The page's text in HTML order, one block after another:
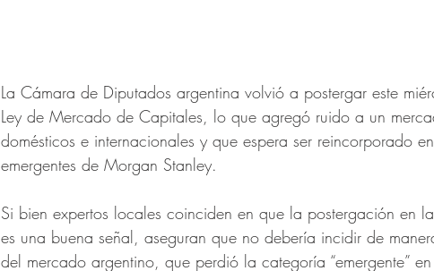
La Cámara de Diputados argentina volvió a postergar este
Ley de Mercado de Capitales, lo que agregó ruido a un
domésticos e internacionales y que espera ser reincorporado
emergentes de Morgan Stanley.
Si bien expertos locales coinciden en que la postergación en
es una buena señal, aseguran que no debería incidir de
del mercado argentino, que perdió la categoría “emergente”